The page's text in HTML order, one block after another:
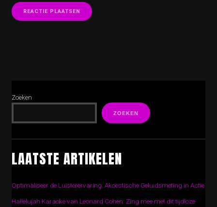
Zoeken
ZOEKEN
LAATSTE ARTIKELEN
Optimaliseer de Luisterervaring: Akoestische Geluidsmeting in Actie
Hallelujah Karaoke van Leonard Cohen: Zing mee met dit tijdloze